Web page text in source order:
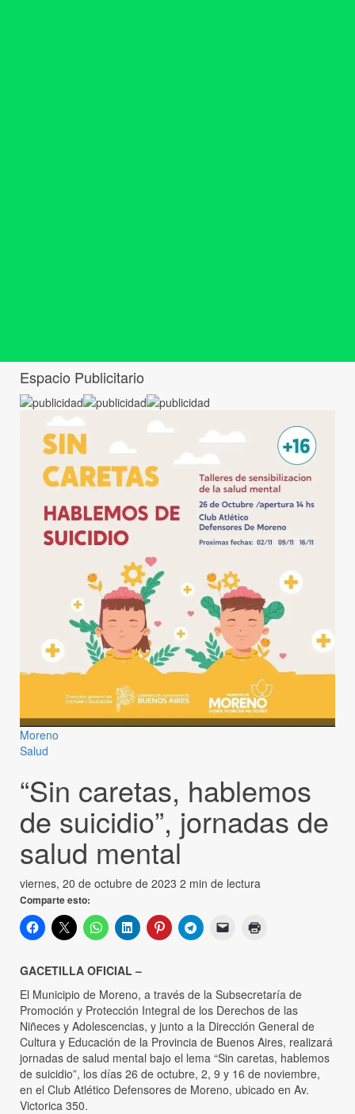
Espacio Publicitario
Moreno
Salud
“Sin caretas, hablemos
de suicidio”, jornadas de
salud mental
viernes, 20 de octubre de 2023 2 min de lectura
Comparte esto:
GACETILLA OFICIAL –
El Municipio de Moreno, a través de la Subsecretaría de
Promoción y Protección Integral de los Derechos de las
Niñeces y Adolescencias, y junto a la Dirección General de
Cultura y Educación de la Provincia de Buenos Aires, realizará
jornadas de salud mental bajo el lema “Sin caretas, hablemos
de suicidio”, los días 26 de octubre, 2, 9 y 16 de noviembre,
en el Club Atlético Defensores de Moreno, ubicado en Av.
Victorica 350.